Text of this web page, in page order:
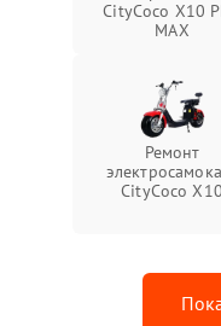
CityCoco X10
MAX
Ремонт
CityCoco X10